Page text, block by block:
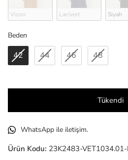
Vizon Lacivert Siyah
Beden
Beden
42 44 46 48
Tükendi
WhatsApp ile iletişim.
Ürün Kodu: 23K2483-